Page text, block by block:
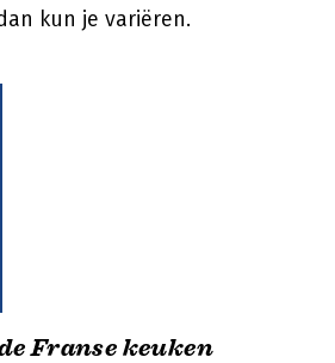
kun je variëren.
Franse keuken